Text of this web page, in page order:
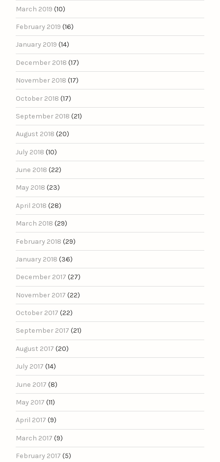
March 2019 (10)
February 2019 (16)
January 2019 (14)
December 2018 (17)
November 2018 (17)
October 2018 (17)
September 2018 (21)
August 2018 (20)
July 2018 (10)
June 2018 (22)
May 2018 (23)
April 2018 (28)
March 2018 (29)
February 2018 (29)
January 2018 (36)
December 2017 (27)
November 2017 (22)
October 2017 (22)
September 2017 (21)
August 2017 (20)
July 2017 (14)
June 2017 (8)
May 2017 (11)
April 2017 (9)
March 2017 (9)
February 2017 (5)